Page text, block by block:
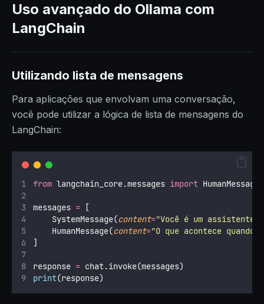
Uso avançado do Ollama com
LangChain
Utilizando lista de mensagens
Para aplicações que envolvam uma conversação,
você pode utilizar a lógica de lista de mensagens do
LangChain:
from langchain_core.messages import
messages = [
    SystemMessage(
content="Você é um
    HumanMessage(
content="O que acontece
]
response = chat.invoke(messages)
print(response)